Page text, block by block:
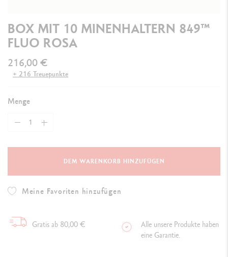
BOX MIT 10 MINENHALTERN 849™
FLUO ROSA
216,00 €
+ 216 Treuepunkte
Menge
DEM WARENKORB HINZUFÜGEN
Meine Favoriten hinzufügen
Gratis ab 80,00 €
Alle unsere Produkte haben
eine Garantie.